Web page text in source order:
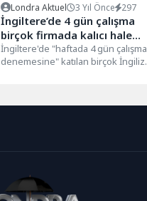
Londra Aktuel 3 Yıl Önce 297
İngiltere’de 4 gün çalışma
birçok firmada kalıcı hale
geliyor
İngiltere'de "haftada 4 gün çalışma
denemesine" katılan birçok İngiliz